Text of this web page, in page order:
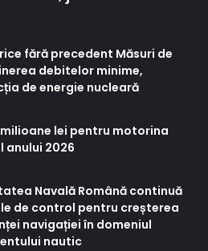
fără precedent Măsuri de
debitelor minime,
de energie nucleară
lei pentru motorina
anului 2026
Navală Română continuă
de control pentru creșterea
navigației în domeniul
nautic